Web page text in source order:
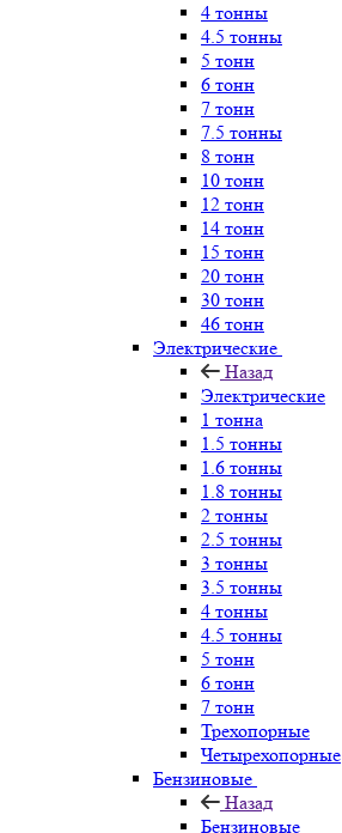
4 тонны
4.5 тонны
5 тонн
6 тонн
7 тонн
7.5 тонны
8 тонн
10 тонн
12 тонн
14 тонн
15 тонн
20 тонн
30 тонн
46 тонн
Электрические
Назад
Электрические
1 тонна
1.5 тонны
1.6 тонны
1.8 тонны
2 тонны
2.5 тонны
3 тонны
3.5 тонны
4 тонны
4.5 тонны
5 тонн
6 тонн
7 тонн
Трехопорные
Четырехопорные
Бензиновые
Назад
Бензиновые